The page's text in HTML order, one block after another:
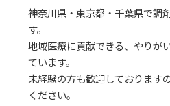
神奈川県・東京都・千葉県で調
す。
地域医療に貢献できる、やりが
ています。
未経験の方も歓迎しております
ください。